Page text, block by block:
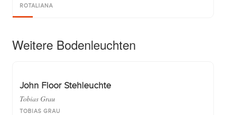
ROTALIANA
Weitere Bodenleuchten
John Floor Stehleuchte
Tobias Grau
TOBIAS GRAU